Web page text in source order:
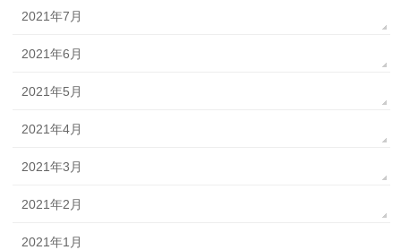
2021年7月
2021年6月
2021年5月
2021年4月
2021年3月
2021年2月
2021年1月